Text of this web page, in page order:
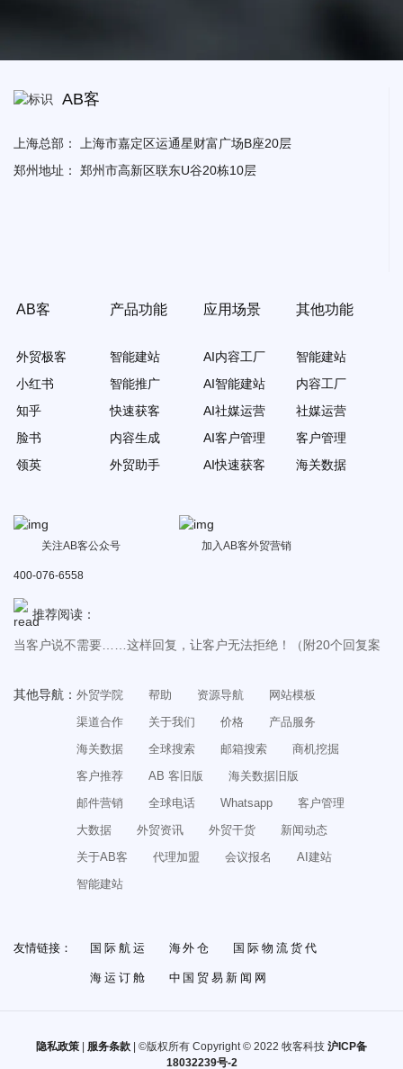
AB客
上海总部：
上海市嘉定区运通星财富广场B座20层
郑州地址：
郑州市高新区联东U谷20栋10层
AB客
外贸极客
小红书
知乎
脸书
领英
产品功能
智能建站
智能推广
快速获客
内容生成
外贸助手
应用场景
AI内容工厂
AI智能建站
AI社媒运营
AI客户管理
AI快速获客
其他功能
智能建站
内容工厂
社媒运营
客户管理
海关数据
关注AB客公众号 加入AB客外贸营销
400-076-6558
推荐阅读：
当客户说不需要……这样回复，让客户无法拒绝！（附20个回复案
例）
外贸小白看过来！哪些网站可以免费查海关数据？
必备话术：很久没有回复的外贸客户，该如何快速激活？
必备干货：怎么在网上接外贸订单？20个接单网站！
怎么从零开始做外贸SOHO？收藏这一篇就够了！
其他导航： 外贸学院 帮助 资源导航
网站模板
渠道合作
关于我们 价格
产品服务
海关数据
全球搜索 邮箱搜索
商机挖掘
客户推荐
AB 客旧版
海关数据旧版
邮件营销
全球电话 Whatsapp
客户管理
大数据
外贸资讯 外贸干货
新闻动态
关于AB客
代理加盟 会议报名
AI建站
智能建站
友情链接： 国际航运 海外仓 国际物流货代
海运订舱 中国贸易新闻网
隐私政策 | 服务条款 | ©版权所有 Copyright © 2022 牧客科技 沪ICP备
18032239号-2